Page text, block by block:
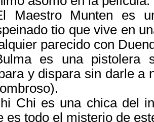
Maestro Munten es
tio que vive en
parecido con
es una pistolera
y dispara sin darle a
Chi es una chica del
es todo el misterio de